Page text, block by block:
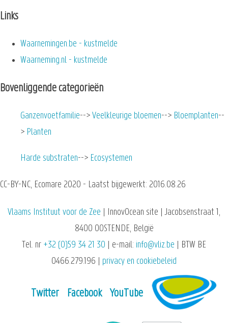
Links
Waarnemingen.be - kustmelde
Waarneming.nl - kustmelde
Bovenliggende categorieën
Ganzenvoetfamilie Veelkleurige bloemen
Bloemplanten
Planten
Harde substraten Ecosystemen
CC-BY-NC, Ecomare 2020 - Laatst bijgewerkt: 2016.08.26
Vlaams Instituut voor de Zee | InnovOcean site | Jacobsenstraat 1,
8400 OOSTENDE, België
Tel. nr +32 (0)59 34 21 30 | e-mail: info@vliz.be | BTW BE
0466.279.196 | privacy en cookiebeleid
Twitter Facebook YouTube